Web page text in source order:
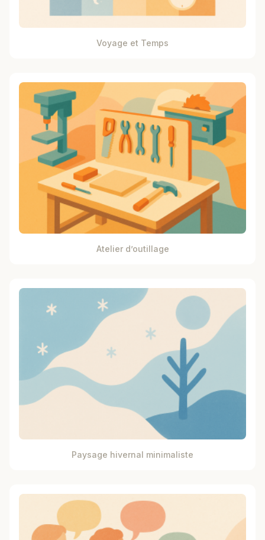
Voyage et Temps
Atelier d’outillage
Paysage hivernal minimaliste